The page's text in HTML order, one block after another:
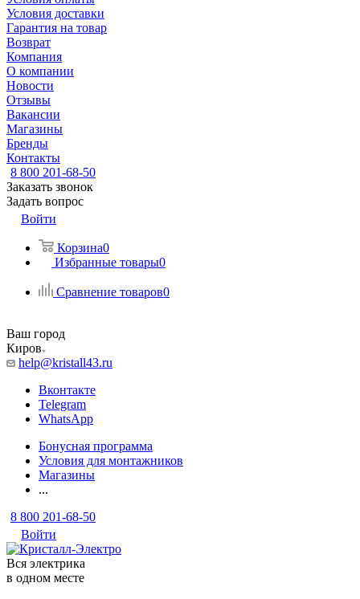
Условия доставки
Гарантия на товар
Возврат
Компания
О компании
Новости
Отзывы
Вакансии
Магазины
Бренды
Контакты
8 800 201-68-50
Заказать звонок
Задать вопрос
Войти
Корзина0
Избранные товары0
Сравнение товаров0
Ваш город
Киров
help@kristall43.ru
Вконтакте
Telegram
WhatsApp
Бонусная программа
Условия для монтажников
Магазины
...
8 800 201-68-50
Войти
Вся электрика
в одном месте